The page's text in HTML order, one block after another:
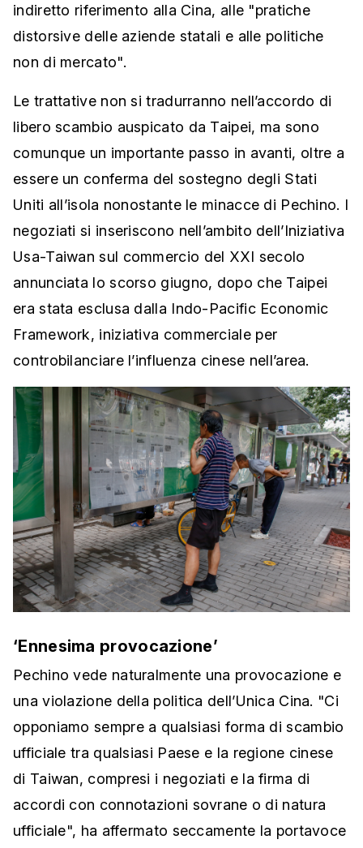
indiretto riferimento alla Cina, alle "pratiche
distorsive delle aziende statali e alle politiche
non di mercato".
Le trattative non si tradurranno nell’accordo di
libero scambio auspicato da Taipei, ma sono
comunque un importante passo in avanti, oltre a
essere un conferma del sostegno degli Stati
Uniti all’isola nonostante le minacce di Pechino. I
negoziati si inseriscono nell’ambito dell’Iniziativa
Usa-Taiwan sul commercio del XXI secolo
annunciata lo scorso giugno, dopo che Taipei
era stata esclusa dalla Indo-Pacific Economic
Framework, iniziativa commerciale per
controbilanciare l’influenza cinese nell’area.
‘Ennesima provocazione’
Pechino vede naturalmente una provocazione e
una violazione della politica dell’Unica Cina. "Ci
opponiamo sempre a qualsiasi forma di scambio
ufficiale tra qualsiasi Paese e la regione cinese
di Taiwan, compresi i negoziati e la firma di
accordi con connotazioni sovrane o di natura
ufficiale", ha affermato seccamente la portavoce